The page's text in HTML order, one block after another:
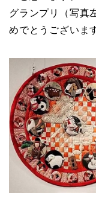
グランプリ（写真
めでとうございま